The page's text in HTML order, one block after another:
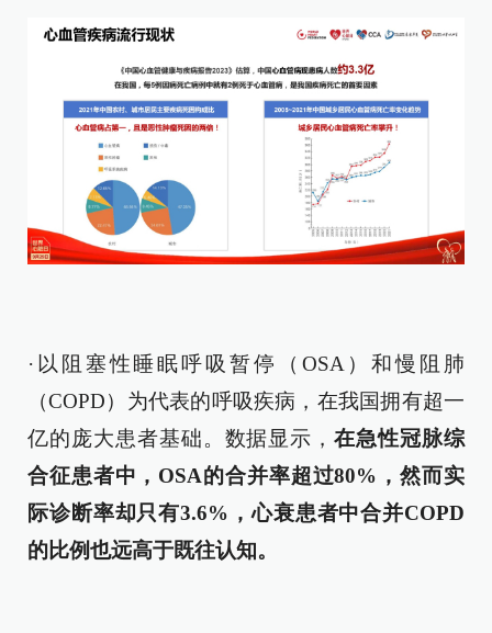
·以阻塞性睡眠呼吸暂停（OSA）和慢阻肺
（COPD）为代表的呼吸疾病，在我国拥有超一
亿的庞大患者基础。数据显示，在急性冠脉综
合征患者中，OSA的合并率超过80%，然而实
际诊断率却只有3.6%，心衰患者中合并COPD
的比例也远高于既往认知。